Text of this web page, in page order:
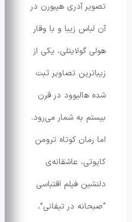
هپبورن در
زیبا و با وقار
یکی از
تصاویر ثبت
در قرن
شمار می‌رود.
کوتاه ترومن
عاشقانه‌ی
فیلم اقتباسی
در تیفانی”،